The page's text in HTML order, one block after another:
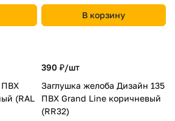
В корзину
ПВХ
(RAL
390 ₽/шт
Заглушка желоба Дизайн 135
ПВХ Grand Line коричневый
(RR32)